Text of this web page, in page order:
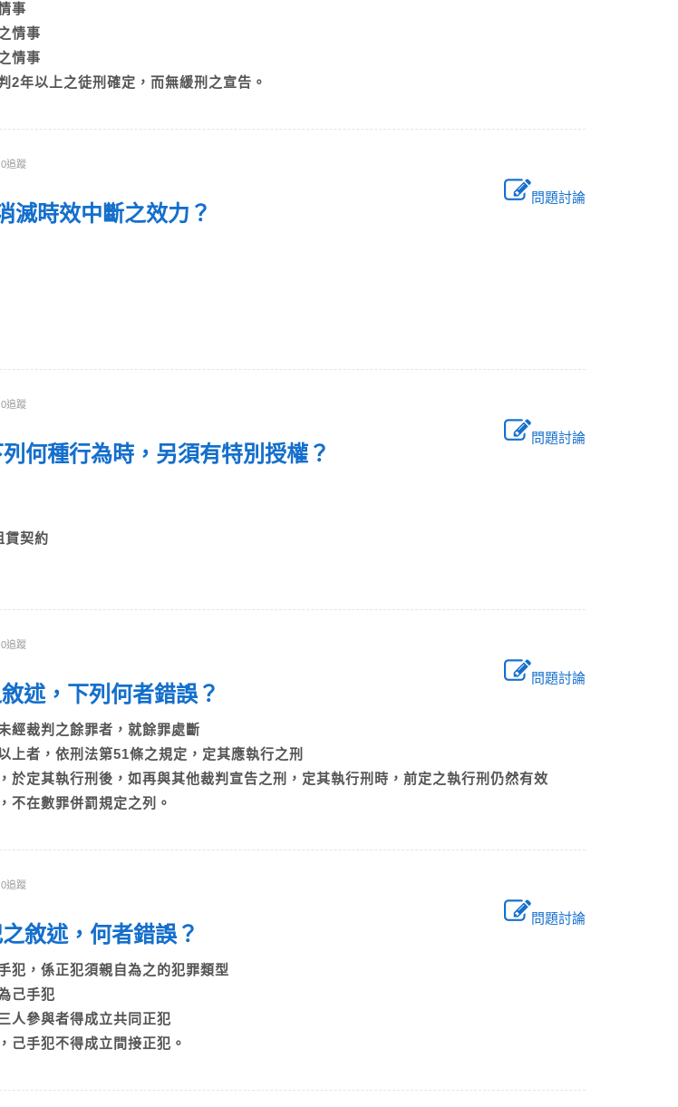
事
情事
情事
2年以上之徒刑確定，而無緩刑之宣告。
0追蹤
問題討論
滅時效中斷之效力？
0追蹤
問題討論
何種行為時，另須有特別授權？
賃契約
0追蹤
問題討論
述，下列何者錯誤？
經裁判之餘罪者，就餘罪處斷
上者，依刑法第51條之規定，定其應執行之刑
於定其執行刑後，如再與其他裁判宣告之刑，定其執行刑時，前定之執行刑仍然有效
不在數罪併罰規定之列。
0追蹤
問題討論
敘述，何者錯誤？
犯，係正犯須親自為之的犯罪類型
己手犯
人參與者得成立共同正犯
己手犯不得成立間接正犯。